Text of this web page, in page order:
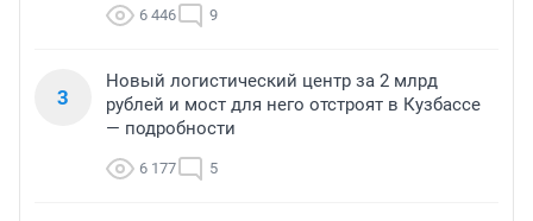
6 446 9
3
Новый логистический центр за 2 млрд
рублей и мост для него отстроят в Кузбассе
— подробности
6 177 5